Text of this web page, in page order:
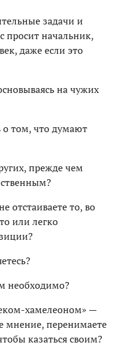
задачи и
просит начальник,
даже если это
на чужих
о том, что думают
прежде чем
отстаиваете то, во
или легко
необходимо?
хамелеоном» —
мнение, перенимаете
казаться своим?